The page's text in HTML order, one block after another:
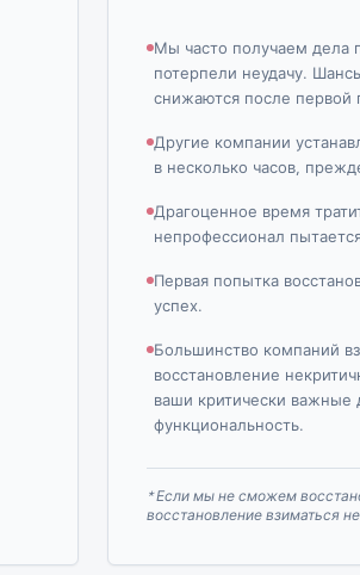
Мы часто получаем дела
потерпели неудачу.
снижаются после первой
Другие компании
в несколько часов,
Драгоценное время
непрофессионал
Первая попытка
успех.
Большинство компаний
восстановление
ваши критически важные
функциональность.
* Если мы не сможем
восстановление взиматься